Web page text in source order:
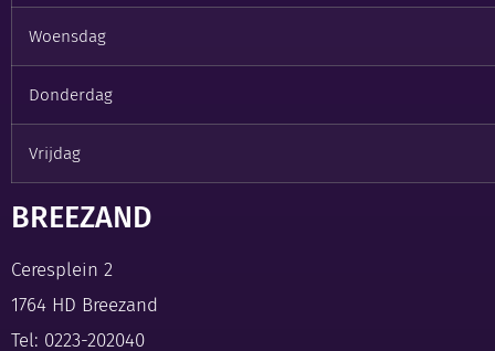
Woensdag
Donderdag
Vrijdag
BREEZAND
Ceresplein 2
1764 HD Breezand
Tel: 0223-202040